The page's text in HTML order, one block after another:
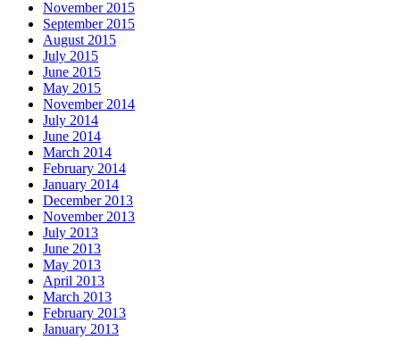
November 2015
September 2015
August 2015
July 2015
June 2015
May 2015
November 2014
July 2014
June 2014
March 2014
February 2014
January 2014
December 2013
November 2013
July 2013
June 2013
May 2013
April 2013
March 2013
February 2013
January 2013